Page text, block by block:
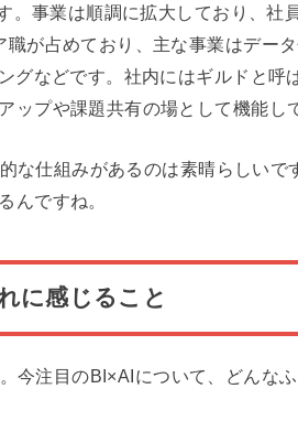
。事業は順調に拡大しており、社
が占めており、主な事業はデー
グなどです。社内にはギルドと呼
ップや課題共有の場として機能し
な仕組みがあるのは素晴らしいで
んですね。
に感じること
今注目のBI×AIについて、どんな